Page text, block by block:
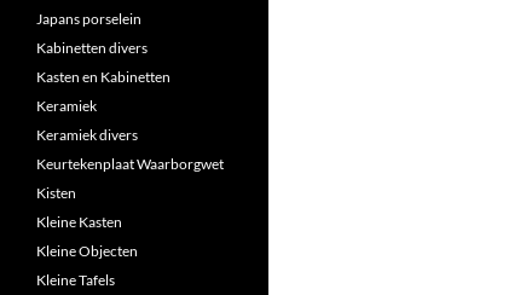
Japans porselein
Kabinetten divers
Kasten en Kabinetten
Keramiek
Keramiek divers
Keurtekenplaat Waarborgwet
Kisten
Kleine Kasten
Kleine Objecten
Kleine Tafels